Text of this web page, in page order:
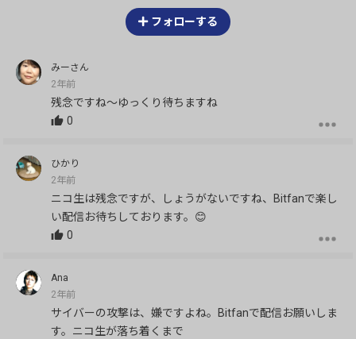
フォローする
みーさん
2年前
残念ですね～ゆっくり待ちますね
0
ひかり
2年前
ニコ生は残念ですが、しょうがないですね、Bitfanで楽し
い配信お待ちしております。😊
0
Ana
2年前
サイバーの攻撃は、嫌ですよね。Bitfanで配信お願いしま
す。ニコ生が落ち着くまで